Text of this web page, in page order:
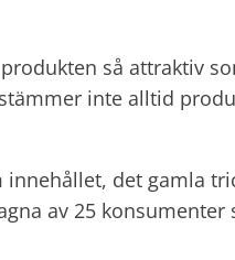
så attraktiv
inte alltid
det gamla
av 25 konsumenter